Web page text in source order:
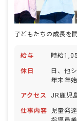
給与 時給
休日
日、他
年末年
アクセス
JR鹿児
仕事内容
児童発